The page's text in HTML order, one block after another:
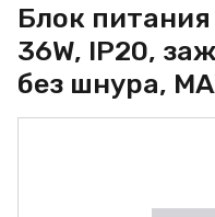
Блок питания
36W, IP20,
без шнура,